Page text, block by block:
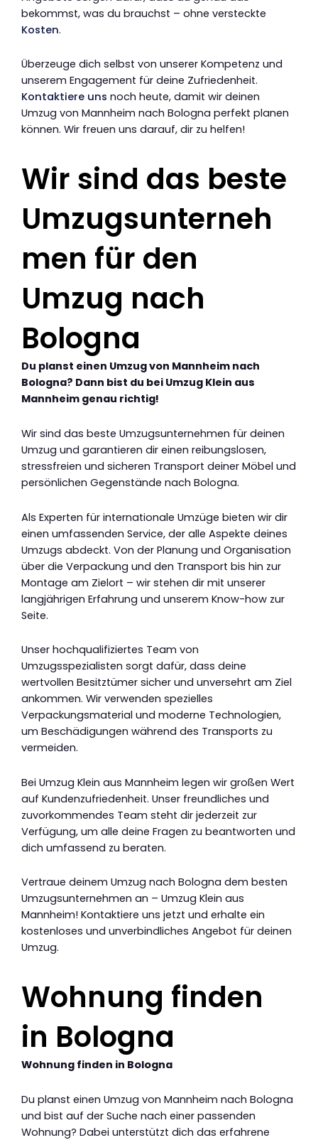
bekommst, was du brauchst – ohne versteckte
Kosten.
Überzeuge dich selbst von unserer Kompetenz und
unserem Engagement für deine Zufriedenheit.
Kontaktiere uns noch heute, damit wir deinen
Umzug von Mannheim nach Bologna perfekt planen
können. Wir freuen uns darauf, dir zu helfen!
Wir sind das beste
Umzugsunterneh
men für den
Umzug nach
Bologna
Du planst einen Umzug von Mannheim nach
Bologna? Dann bist du bei Umzug Klein aus
Mannheim genau richtig!
Wir sind das beste Umzugsunternehmen für deinen
Umzug und garantieren dir einen reibungslosen,
stressfreien und sicheren Transport deiner Möbel und
persönlichen Gegenstände nach Bologna.
Als Experten für internationale Umzüge bieten wir dir
einen umfassenden Service, der alle Aspekte deines
Umzugs abdeckt. Von der Planung und Organisation
über die Verpackung und den Transport bis hin zur
Montage am Zielort – wir stehen dir mit unserer
langjährigen Erfahrung und unserem Know-how zur
Seite.
Unser hochqualifiziertes Team von
Umzugsspezialisten sorgt dafür, dass deine
wertvollen Besitztümer sicher und unversehrt am Ziel
ankommen. Wir verwenden spezielles
Verpackungsmaterial und moderne Technologien,
um Beschädigungen während des Transports zu
vermeiden.
Bei Umzug Klein aus Mannheim legen wir großen Wert
auf Kundenzufriedenheit. Unser freundliches und
zuvorkommendes Team steht dir jederzeit zur
Verfügung, um alle deine Fragen zu beantworten und
dich umfassend zu beraten.
Vertraue deinem Umzug nach Bologna dem besten
Umzugsunternehmen an – Umzug Klein aus
Mannheim! Kontaktiere uns jetzt und erhalte ein
kostenloses und unverbindliches Angebot für deinen
Umzug.
Wohnung finden
in Bologna
Wohnung finden in Bologna
Du planst einen Umzug von Mannheim nach Bologna
und bist auf der Suche nach einer passenden
Wohnung? Dabei unterstützt dich das erfahrene